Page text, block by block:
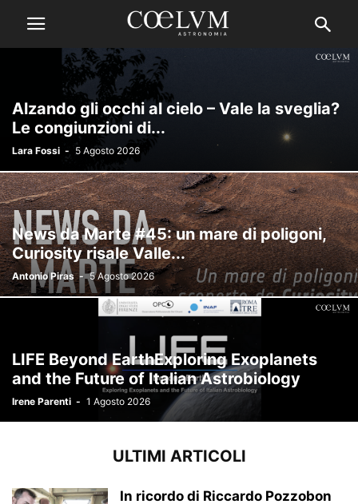
Alzando gli occhi al cielo – Vale la sveglia?
Le congiunzioni di...
Lara Fossi - 5 Agosto 2026
News da Marte #45: un mare di poligoni,
Curiosity risale Valle...
Antonio Piras - 5 Agosto 2026
LIFE Beyond EarthExploring Exoplanets
and the Future of Italian Astrobiology
Irene Parenti - 1 Agosto 2026
ULTIMI ARTICOLI
In ricordo di Riccardo Pozzobon